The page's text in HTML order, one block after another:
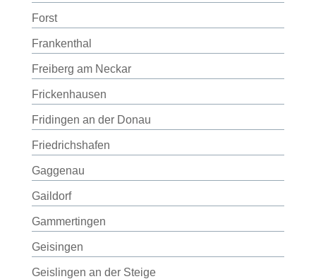
Forst
Frankenthal
Freiberg am Neckar
Frickenhausen
Fridingen an der Donau
Friedrichshafen
Gaggenau
Gaildorf
Gammertingen
Geisingen
Geislingen an der Steige